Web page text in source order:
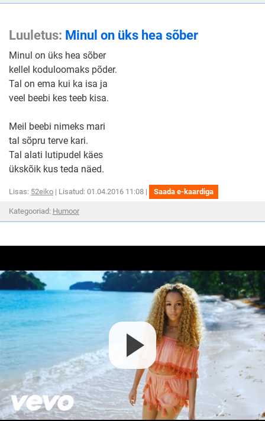
Luuletus: Minul on üks hea sõber
Minul on üks hea sõber
kellel koduloomaks põder.
Tal on ema kui ka isa ja
veel beebi kes teeb kisa.
Meil beebi nimeks mari
tal sõpru terve kari.
Tal alati lutipudel käes
ükskõik kus teda näed.
Lisas: 52eiko | Lisatud: 01.04.2016 11:08 | Saada e-kaardiga
Kategooriad: Humoor